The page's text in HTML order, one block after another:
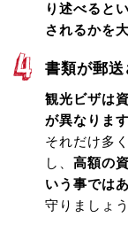
り述べると
されるかを
書類が郵送
観光ビザは
が異なります
それだけ多
し、 高額の
いう事では
守りましょう